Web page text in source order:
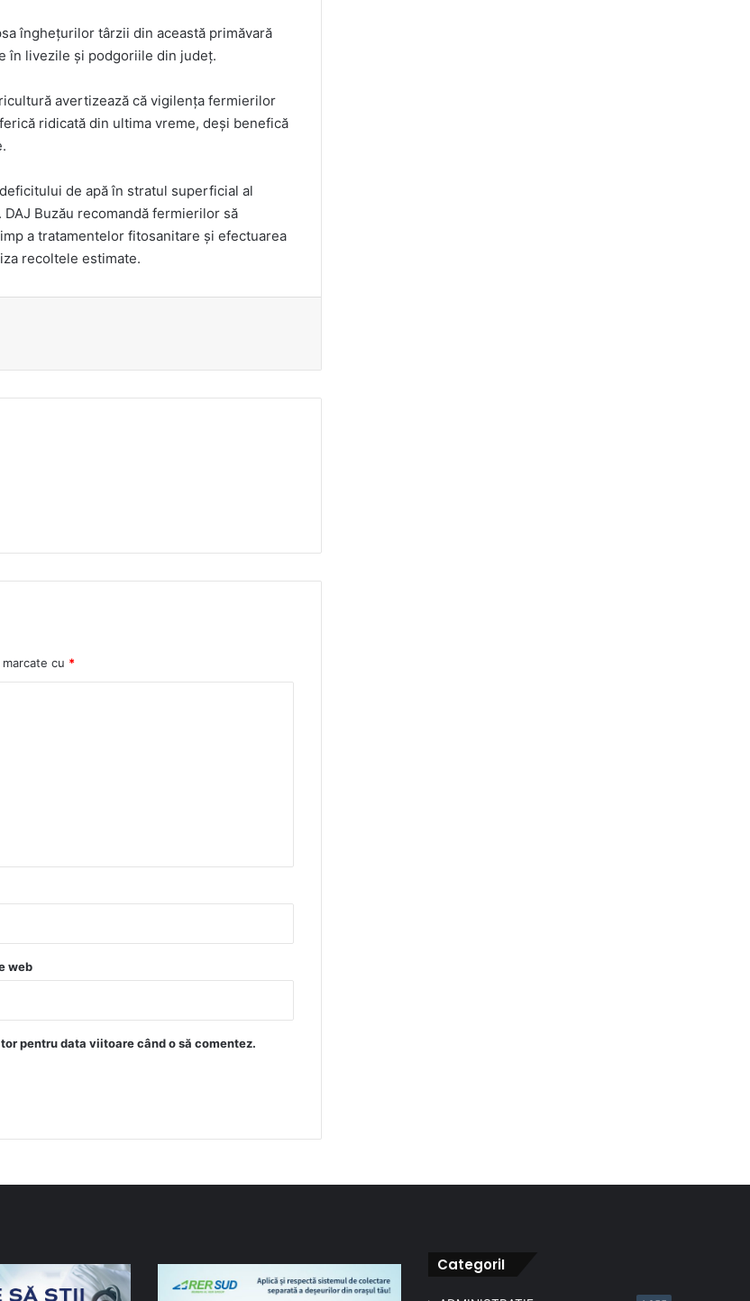
înghețurilor târzii din această primăvară
în livezile și podgoriile din județ.
avertizează că vigilența fermierilor
ridicată din ultima vreme, deși benefică
de apă în stratul superficial al
Buzău recomandă fermierilor să
a tratamentelor fitosanitare și efectuarea
recoltele estimate.
cu *
web
pentru data viitoare când o să comentez.
CategoriI